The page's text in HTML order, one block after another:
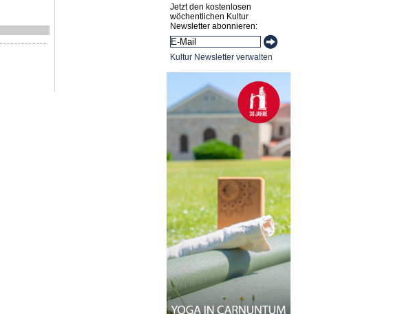
Jetzt den kostenlosen
wöchentlichen Kultur
Newsletter abonnieren:
Kultur Newsletter verwalten